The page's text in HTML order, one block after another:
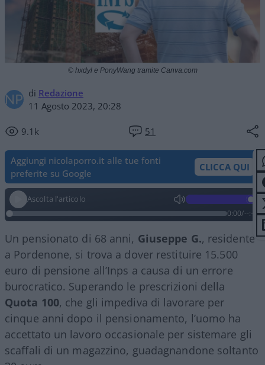
di Redazione
11 Agosto 2023, 20:28
9.1k 51
© hxdyl e PonyWang tramite Canva.com
Aggiungi nicolaporro.it alle tue fonti
preferite su Google
CLICCA QUI
Ascolta l'articolo
0:00/--:--
Un pensionato di 68 anni, Giuseppe G., residente
a Pordenone, si trova a dover restituire 15.500
euro di pensione all’Inps a causa di un errore
burocratico. Superando le prescrizioni della
Quota 100, che gli impediva di lavorare per
cinque anni dopo il pensionamento, l’uomo ha
accettato un lavoro occasionale per sistemare gli
scaffali di un magazzino, guadagnandone soltanto